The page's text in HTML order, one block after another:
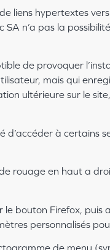
liens hypertextes
n’a pas la
de provoquer
mais qui
ultérieure sur le
d’accéder à
rouage en haut a
bouton Firefox, puis
personnalisés
de menu